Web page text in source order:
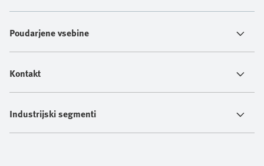
Poudarjene vsebine
Kontakt
Industrijski segmenti